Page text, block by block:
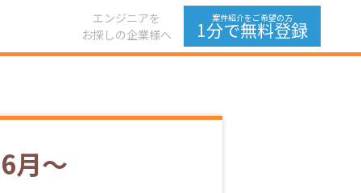
エンジニアを
お探しの企業様へ
案件紹介をご希望の方
1分で無料登録
月～